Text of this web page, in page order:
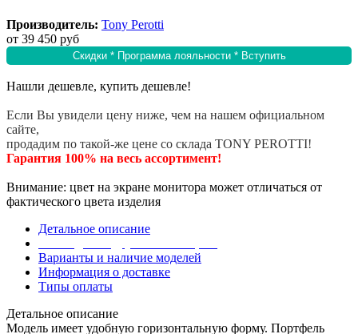
Производитель: Tony Perotti
от 39 450 руб
Скидки * Программа лояльности * Вступить
Нашли дешевле, купить дешевле!
Если Вы увидели цену ниже, чем на нашем официальном
сайте,
продадим по такой-же цене со склада TONY PEROTTI!
Гарантия 100% на весь ассортимент!
Внимание: цвет на экране монитора может отличаться от
фактического цвета изделия
Детальное описание
Варианты и наличие моделей
Информация о доставке
Типы оплаты
Детальное описание
Модель имеет удобную горизонтальную форму. Портфель